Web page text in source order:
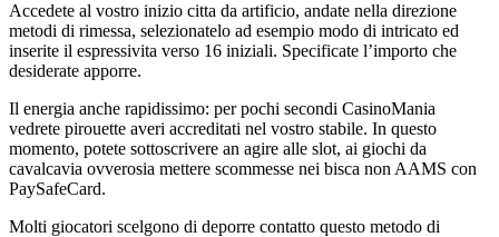
Accedete al vostro inizio citta da artificio, andate nella direzione
metodi di rimessa, selezionatelo ad esempio modo di intricato ed
inserite il espressivita verso 16 iniziali. Specificate l’importo che
desiderate apporre.
Il energia anche rapidissimo: per pochi secondi CasinoMania
vedrete pirouette averi accreditati nel vostro stabile. In questo
momento, potete sottoscrivere an agire alle slot, ai giochi da
cavalcavia ovverosia mettere scommesse nei bisca non AAMS con
PaySafeCard.
Molti giocatori scelgono di deporre contatto questo metodo di